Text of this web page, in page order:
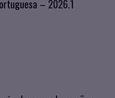
– 2026.1